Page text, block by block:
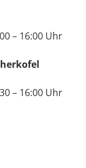
– 16:00 Uhr
– 16:00 Uhr